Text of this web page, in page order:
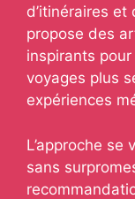
d’itinéraires
propose des
inspirants
voyages plus
expériences
L’approche
sans